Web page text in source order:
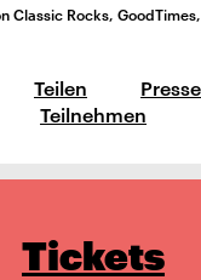
Classic Rocks,
Teilen
Teilnehmen
Tickets